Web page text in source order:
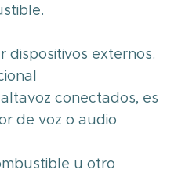
dispositivos externos.
conectados, es
de voz o audio
u otro